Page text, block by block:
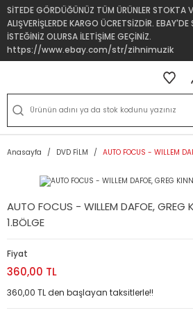
SİTEDE GÖRDÜĞÜNÜZ TÜM ÜRÜNLER STOKTA
ALIŞVERİŞLERDE KARGO ÜCRETSİZDİR.
İSTEĞİNİZ OLURSA İLETİŞİME GEÇİNİZ.
https://www.ebay.com/str/zihnimuzik
Anasayfa DVD FİLM AUTO FOCUS - WILLEM
AUTO FOCUS - WILLEM DAFOE, GREG
1.BÖLGE
Fiyat
360,00 TL
360,00 TL den başlayan taksitlerle!!